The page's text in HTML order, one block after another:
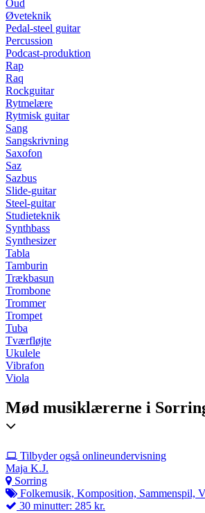
Oud
Øveteknik
Pedal-steel guitar
Percussion
Podcast-produktion
Rap
Raq
Rockguitar
Rytmelære
Rytmisk guitar
Sang
Sangskrivning
Saxofon
Saz
Sazbus
Slide-guitar
Steel-guitar
Studieteknik
Synthbass
Synthesizer
Tabla
Tamburin
Trækbasun
Trombone
Trommer
Trompet
Tuba
Tværfløjte
Ukulele
Vibrafon
Viola
Mød musiklærerne i
Tilbyder også onlineundervisning
Maja K.J.
Sorring
Folkemusik, Komposition, Sammenspil,
30 minutter: 285 kr.